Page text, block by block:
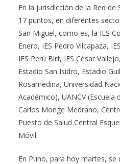
En la jurisdicción de la Red de
17 puntos, en diferentes
San Miguel, como es, la IES
Enero, IES Pedro Vilcapaza,
IES Perú Birf, IES César
Estadio San Isidro, Estadio
Rosamedina, Universidad
Académico), UANCV (Escuela
Carlos Monge Medrano,
Puesto de Salud Central
Móvil.
En Puno, para hoy martes, se